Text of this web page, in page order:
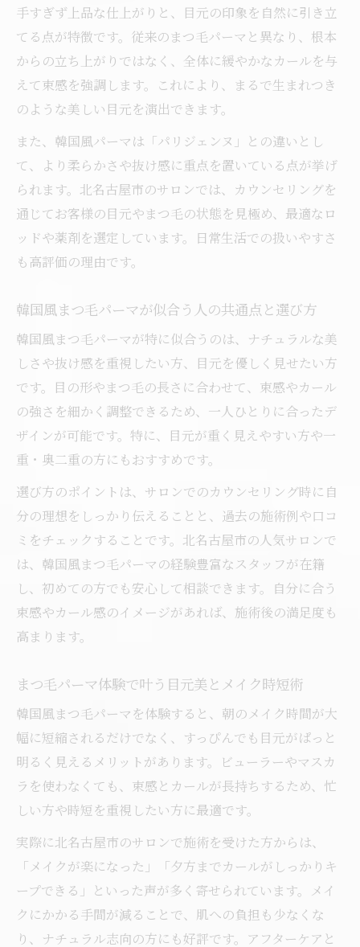
束感とは
自然な目元を作る韓国風まつ毛パーマの体
験談紹介
敏感肌にも安心なまつ毛パーマのおすすめ
ポイント
韓国風まつ毛パーマで毎朝のメイクが楽に
なる理由
束感デザインなら韓国風まつ毛パーマが旬
韓国風まつ毛パーマで叶う今っぽい束感デ
ザイン術
まつ毛パーマの束感を活かす韓国風オーダ
韓国風まつ毛パーマと他デザインの束感比
較
束感重視の韓国風まつ毛パーマが人気の理
由
まつ毛パーマで表現する韓国風束感の持続
力とは
解説
まつ毛パーマ韓国風とパリジェンヌの違い
を比較検証
韓国風まつ毛パーマとパリジェンヌの仕上
韓国風まつ毛パーマが似合う目元タイプを
パリジェンヌと韓国風まつ毛パーマのメリ
ット比較
韓国風まつ毛パーマ選びで失敗しないポイ
ント
北名古屋でまつ毛パーマ選びに迷ったら
まつ毛パーマ選びの決め手と韓国風のポイ
ント紹介
北名古屋市で人気のまつ毛パーマ選び方ガ
イド
韓国風まつ毛パーマで後悔しないサロンの
見極め方
手すぎず上品な仕上がりと、目元の印象を自然に引き立
てる点が特徴です。従来のまつ毛パーマと異なり、根本
からの立ち上がりではなく、全体に緩やかなカールを与
えて束感を強調します。これにより、まるで生まれつき
のような美しい目元を演出できます。
また、韓国風パーマは「パリジェンヌ」との違いとし
て、より柔らかさや抜け感に重点を置いている点が挙げ
られます。北名古屋市のサロンでは、カウンセリングを
通じてお客様の目元やまつ毛の状態を見極め、最適なロ
ッドや薬剤を選定しています。日常生活での扱いやすさ
も高評価の理由です。
韓国風まつ毛パーマが似合う人の共通点と選び方
韓国風まつ毛パーマが特に似合うのは、ナチュラルな美
しさや抜け感を重視したい方、目元を優しく見せたい方
です。目の形やまつ毛の長さに合わせて、束感やカール
の強さを細かく調整できるため、一人ひとりに合ったデ
ザインが可能です。特に、目元が重く見えやすい方や一
重・奥二重の方にもおすすめです。
選び方のポイントは、サロンでのカウンセリング時に自
分の理想をしっかり伝えることと、過去の施術例や口コ
ミをチェックすることです。北名古屋市の人気サロンで
は、韓国風まつ毛パーマの経験豊富なスタッフが在籍
し、初めての方でも安心して相談できます。自分に合う
束感やカール感のイメージがあれば、施術後の満足度も
高まります。
まつ毛パーマ体験で叶う目元美とメイク時短術
韓国風まつ毛パーマを体験すると、朝のメイク時間が大
幅に短縮されるだけでなく、すっぴんでも目元がぱっと
明るく見えるメリットがあります。ビューラーやマスカ
ラを使わなくても、束感とカールが長持ちするため、忙
しい方や時短を重視したい方に最適です。
実際に北名古屋市のサロンで施術を受けた方からは、
「メイクが楽になった」「夕方までカールがしっかりキ
ープできる」といった声が多く寄せられています。メイ
クにかかる手間が減ることで、肌への負担も少なくな
り、ナチュラル志向の方にも好評です。アフターケアと